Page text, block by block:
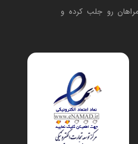
رو جلب کرده و